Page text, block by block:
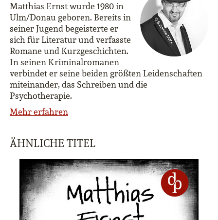
Matthias Ernst wurde 1980 in
Ulm/Donau geboren. Bereits in
seiner Jugend begeisterte er
sich für Literatur und verfasste
Romane und Kurzgeschichten.
In seinen Kriminalromanen
verbindet er seine beiden größten Leidenschaften
miteinander, das Schreiben und die
Psychotherapie.
Mehr erfahren
ÄHNLICHE TITEL